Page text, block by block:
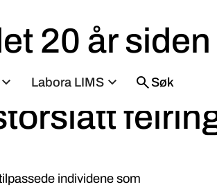
Labora LIMS Søk
20 år
driften – Det
individene som